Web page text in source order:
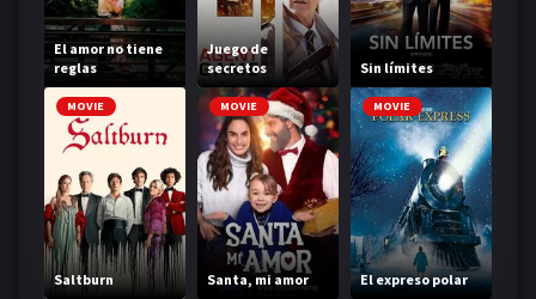
El amor no tiene
reglas
Juego de
secretos
Sin límites
MOVIE
Saltburn
MOVIE
Santa, mi amor
MOVIE
El expreso polar